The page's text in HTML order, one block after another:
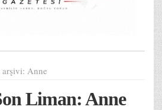
Anne
Liman: Anne